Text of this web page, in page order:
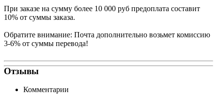
При заказе на сумму более 10 000 руб предоплата составит
10% от суммы заказа.
Обратите внимание: Почта дополнительно возьмет комиссию
3-6% от суммы перевода!
Отзывы
Комментарии